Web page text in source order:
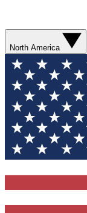
North America